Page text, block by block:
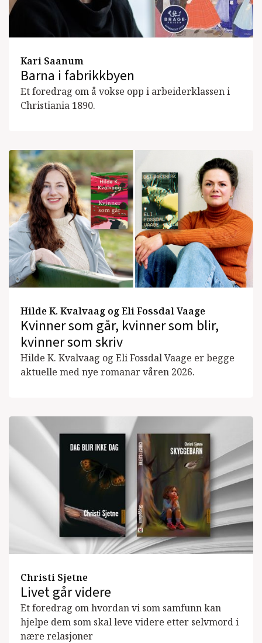
Kari Saanum
Barna i fabrikkbyen
Et foredrag om å vokse opp i arbeiderklassen i
Christiania 1890.
Hilde K. Kvalvaag og Eli Fossdal Vaage
Kvinner som går, kvinner som blir,
kvinner som skriv
Hilde K. Kvalvaag og Eli Fossdal Vaage er begge
aktuelle med nye romanar våren 2026.
Christi Sjetne
Livet går videre
Et foredrag om hvordan vi som samfunn kan
hjelpe dem som skal leve videre etter selvmord i
nære relasjoner